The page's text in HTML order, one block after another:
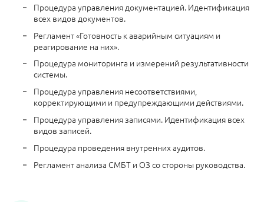
Процедура управления документацией. Идентификация
всех видов документов.
Регламент «Готовность к аварийным ситуациям и
реагирование на них».
Процедура мониторинга и измерений результативности
системы.
Процедура управления несоответствиями,
корректирующими и предупреждающими действиями.
Процедура управления записями. Идентификация всех
видов записей.
Процедура проведения внутренних аудитов.
Регламент анализа СМБТ и ОЗ со стороны руководства.